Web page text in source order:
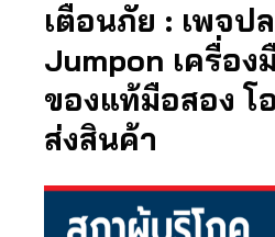
เตือนภัย : เพจป
Jumpon เครื่อง
ของแท้มือสอง โ
ส่งสินค้า